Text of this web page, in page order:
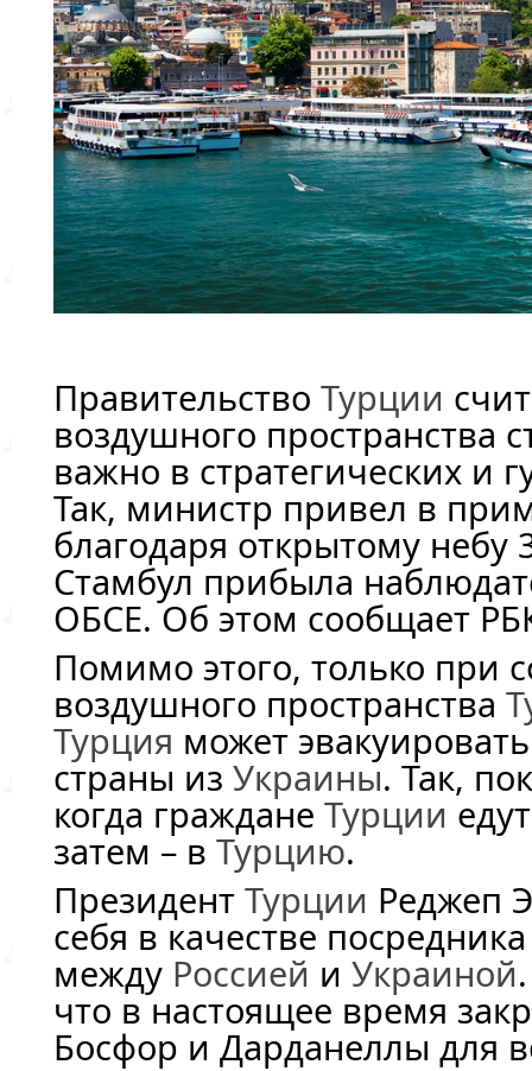
Правительство Турции
воздушного пространства
важно в стратегических и
Так, министр привел в
благодаря открытому небу
Стамбул прибыла
ОБСЕ. Об этом сообщает
Помимо этого, только при
воздушного пространства
Турция может
страны из Украины. Так,
когда граждане Турции
затем – в Турцию.
Президент Турции Реджеп
себя в качестве
между Россией и Украиной
что в настоящее время
Босфор и Дарданеллы для